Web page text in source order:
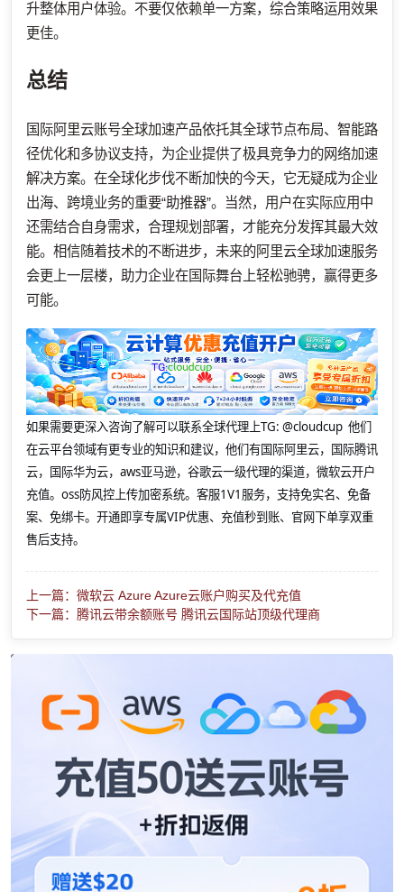
升整体用户体验。不要仅依赖单一方案，综合策略运用效果
更佳。
总结
国际阿里云账号全球加速产品依托其全球节点布局、智能路
径优化和多协议支持，为企业提供了极具竞争力的网络加速
解决方案。在全球化步伐不断加快的今天，它无疑成为企业
出海、跨境业务的重要“助推器”。当然，用户在实际应用中
还需结合自身需求，合理规划部署，才能充分发挥其最大效
能。相信随着技术的不断进步，未来的阿里云全球加速服务
会更上一层楼，助力企业在国际舞台上轻松驰骋，赢得更多
可能。
如果需要更深入咨询了解可以联系全球代理上TG: @cloudcup 他们
在云平台领域有更专业的知识和建议，他们有国际阿里云，国际腾讯
云，国际华为云，aws亚马逊，谷歌云一级代理的渠道，微软云开户
充值。oss防风控上传加密系统。客服1V1服务，支持免实名、免备
案、免绑卡。开通即享专属VIP优惠、充值秒到账、官网下单享双重
售后支持。
上一篇：微软云 Azure Azure云账户购买及代充值
下一篇：腾讯云带余额账号 腾讯云国际站顶级代理商